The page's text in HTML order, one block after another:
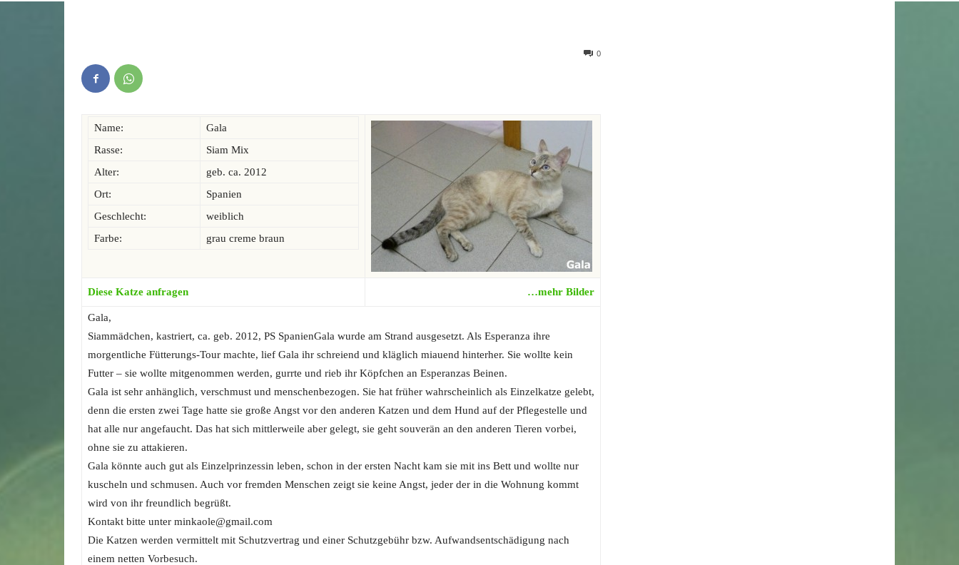
0
Name:
Gala
Rasse:
Siam Mix
Alter:
geb. ca. 2012
Ort:
Spanien
Geschlecht:
weiblich
Farbe:
grau creme braun
Diese Katze anfragen …mehr Bilder
Gala,
Siammädchen, kastriert, ca. geb. 2012, PS SpanienGala wurde am Strand ausgesetzt. Als Esperanza ihre
morgentliche Fütterungs-Tour machte, lief Gala ihr schreiend und kläglich miauend hinterher. Sie wollte kein
Futter – sie wollte mitgenommen werden, gurrte und rieb ihr Köpfchen an Esperanzas Beinen.
Gala ist sehr anhänglich, verschmust und menschenbezogen. Sie hat früher wahrscheinlich als Einzelkatze gelebt,
denn die ersten zwei Tage hatte sie große Angst vor den anderen Katzen und dem Hund auf der Pflegestelle und
hat alle nur angefaucht. Das hat sich mittlerweile aber gelegt, sie geht souverän an den anderen Tieren vorbei,
ohne sie zu attakieren.
Gala könnte auch gut als Einzelprinzessin leben, schon in der ersten Nacht kam sie mit ins Bett und wollte nur
kuscheln und schmusen. Auch vor fremden Menschen zeigt sie keine Angst, jeder der in die Wohnung kommt
wird von ihr freundlich begrüßt.
Kontakt bitte unter minkaole@gmail.com
Die Katzen werden vermittelt mit Schutzvertrag und einer Schutzgebühr bzw. Aufwandsentschädigung nach
einem netten Vorbesuch.